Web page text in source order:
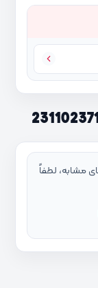
مشابه، لطفاً